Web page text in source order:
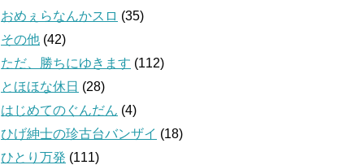
おめぇらなんかスロ (35)
その他 (42)
ただ、勝ちにゆきます (112)
とほほな休日 (28)
はじめてのぐんだん (4)
ひげ紳士の珍古台バンザイ (18)
ひとり万発 (111)